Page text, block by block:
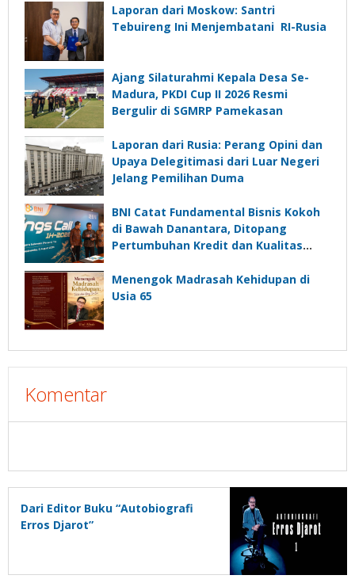
Laporan dari Moskow: Santri
Tebuireng Ini Menjembatani RI-Rusia
Ajang Silaturahmi Kepala Desa Se-
Madura, PKDI Cup II 2026 Resmi
Bergulir di SGMRP Pamekasan
Laporan dari Rusia: Perang Opini dan
Upaya Delegitimasi dari Luar Negeri
Jelang Pemilihan Duma
BNI Catat Fundamental Bisnis Kokoh
di Bawah Danantara, Ditopang
Pertumbuhan Kredit dan Kualitas
Menengok Madrasah Kehidupan di
Usia 65
Komentar
Dari Editor Buku “Autobiografi
Erros Djarot”